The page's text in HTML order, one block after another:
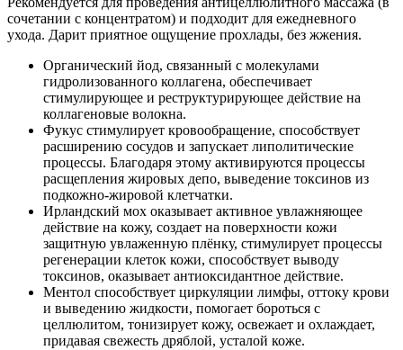
сочетании с концентратом) и подходит для ежедневного
ухода. Дарит приятное ощущение прохлады, без жжения.
Органический йод, связанный с молекулами
гидролизованного коллагена, обеспечивает
стимулирующее и реструктурирующее действие на
коллагеновые волокна.
Фукус стимулирует кровообращение, способствует
расширению сосудов и запускает липолитические
процессы. Благодаря этому активируются процессы
расщепления жировых депо, выведение токсинов из
подкожно-жировой клетчатки.
Ирландский мох оказывает активное увлажняющее
действие на кожу, создает на поверхности кожи
защитную увлаженную плёнку, стимулирует процессы
регенерации клеток кожи, способствует выводу
токсинов, оказывает антиоксидантное действие.
Ментол способствует циркуляции лимфы, оттоку крови
и выведению жидкости, помогает бороться с
целлюлитом, тонизирует кожу, освежает и охлаждает,
придавая свежесть дряблой, усталой коже.